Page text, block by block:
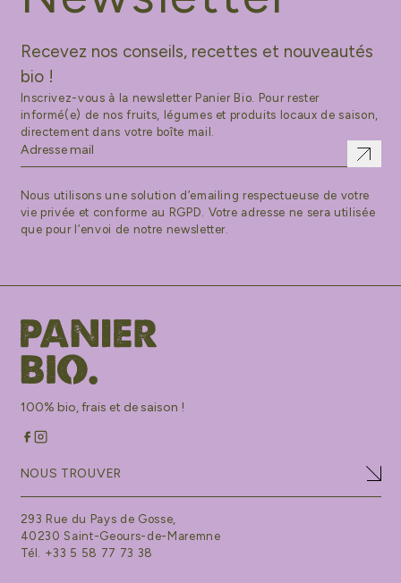
Recevez nos conseils, recettes et nouveautés
bio !
Inscrivez-vous à la newsletter Panier Bio. Pour rester
informé(e) de nos fruits, légumes et produits locaux de saison,
directement dans votre boîte mail.
Nous utilisons une solution d’emailing respectueuse de votre
vie privée et conforme au RGPD. Votre adresse ne sera utilisée
que pour l’envoi de notre newsletter.
100% bio, frais et de saison !
NOUS TROUVER
293 Rue du Pays de Gosse,
40230 Saint-Geours-de-Maremne
Tél. +33 5 58 77 73 38